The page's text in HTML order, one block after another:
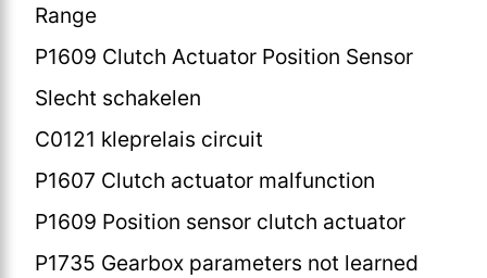
Range
P1609 Clutch Actuator Position Sensor
Slecht schakelen
C0121 kleprelais circuit
P1607 Clutch actuator malfunction
P1609 Position sensor clutch actuator
P1735 Gearbox parameters not learned